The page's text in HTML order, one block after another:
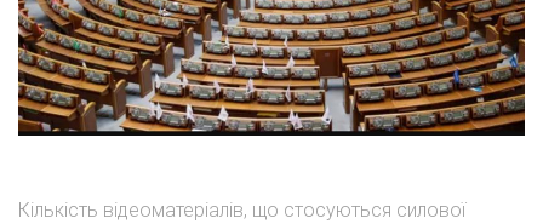
Кількість відеоматеріалів, що стосуються силової